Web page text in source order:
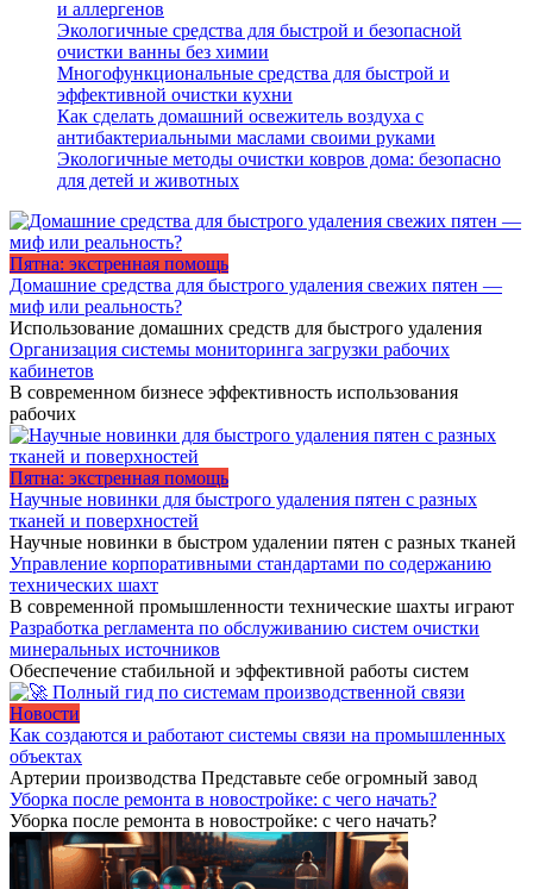
и аллергенов
Экологичные средства для быстрой и безопасной
очистки ванны без химии
Многофункциональные средства для быстрой и
эффективной очистки кухни
Как сделать домашний освежитель воздуха с
антибактериальными маслами своими руками
Экологичные методы очистки ковров дома: безопасно
для детей и животных
Пятна: экстренная помощь
Домашние средства для быстрого удаления свежих пятен —
миф или реальность?
Использование домашних средств для быстрого удаления
Организация системы мониторинга загрузки рабочих
кабинетов
В современном бизнесе эффективность использования
рабочих
Пятна: экстренная помощь
Научные новинки для быстрого удаления пятен с разных
тканей и поверхностей
Научные новинки в быстром удалении пятен с разных тканей
Управление корпоративными стандартами по содержанию
технических шахт
В современной промышленности технические шахты играют
Разработка регламента по обслуживанию систем очистки
минеральных источников
Обеспечение стабильной и эффективной работы систем
Новости
Как создаются и работают системы связи на промышленных
объектах
Артерии производства Представьте себе огромный завод
Уборка после ремонта в новостройке: с чего начать?
Уборка после ремонта в новостройке: с чего начать?